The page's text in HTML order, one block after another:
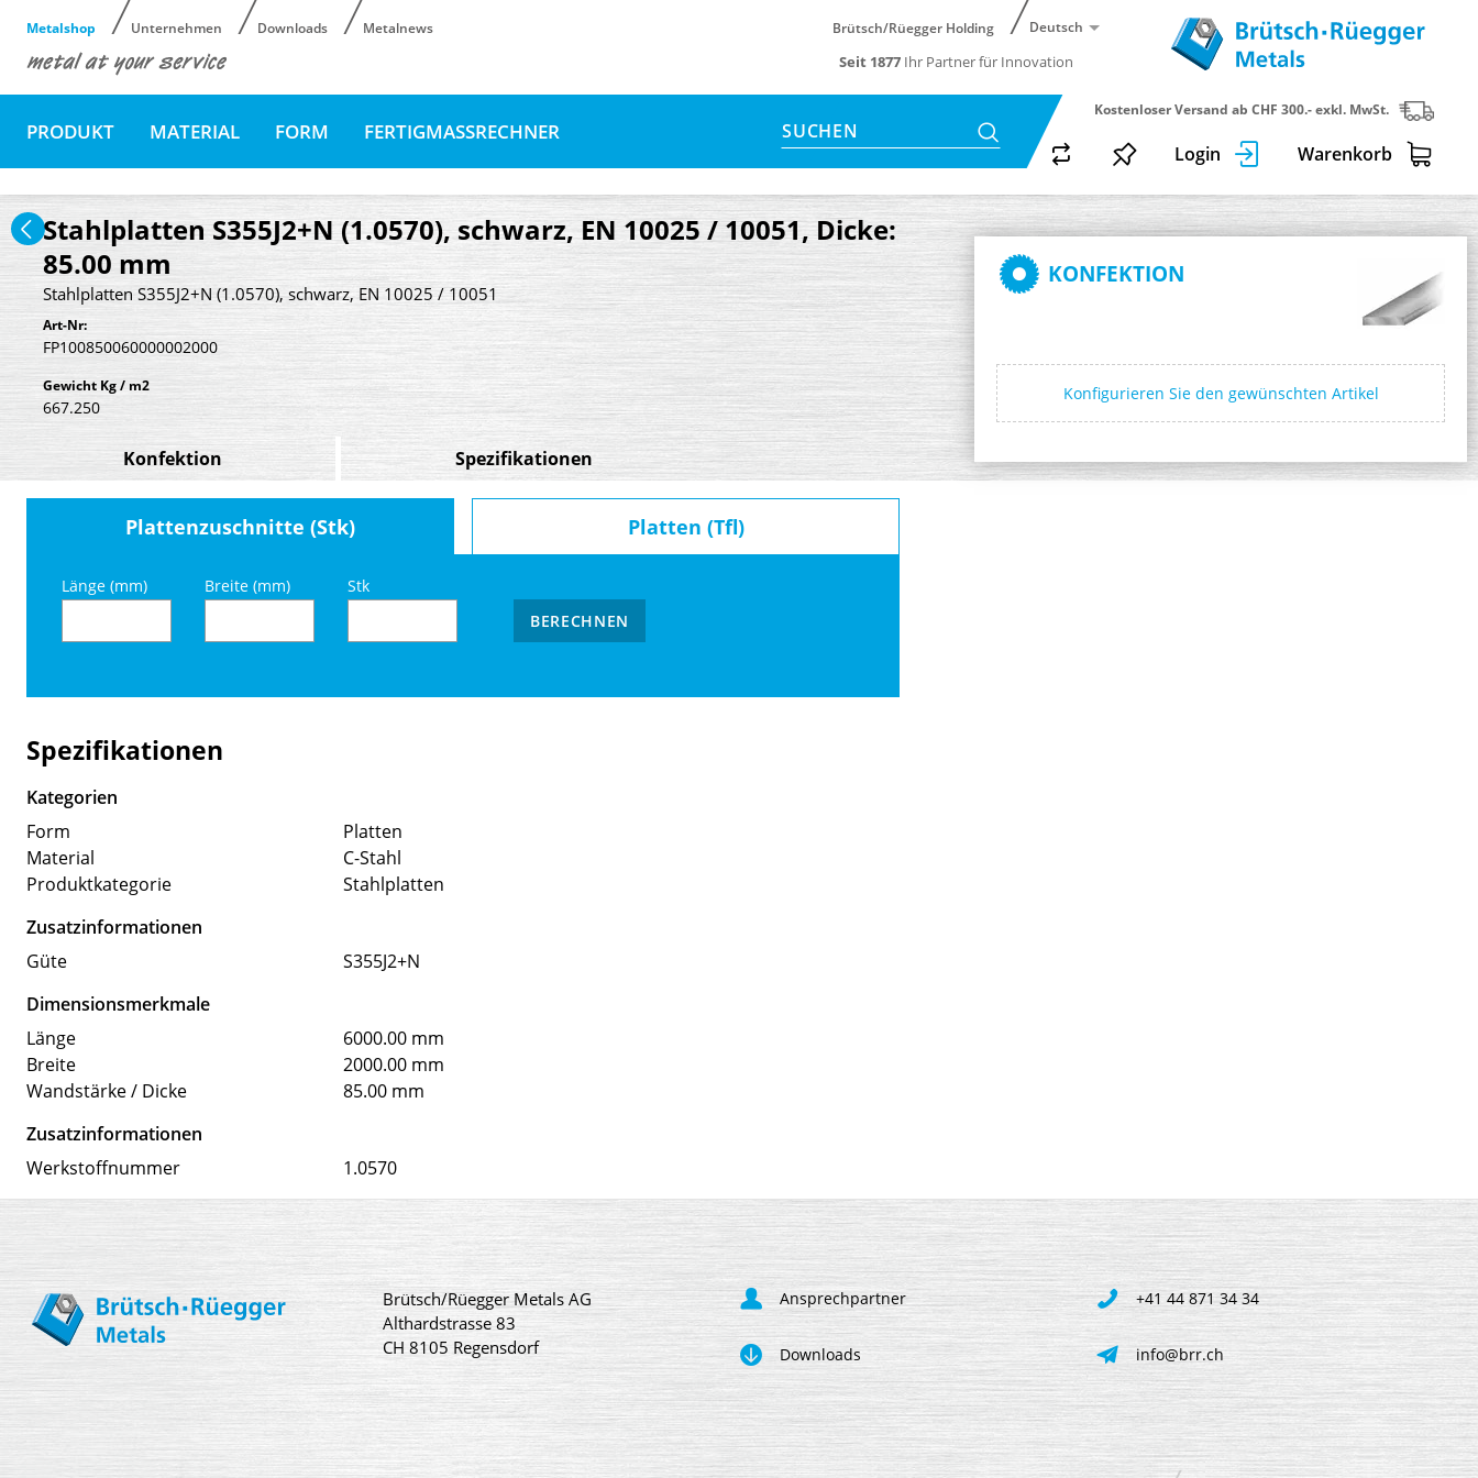
Metalshop Unternehmen Downloads Metalnews Brütsch/Rüegger Holding Deutsch
Seit 1877 Ihr Partner für Innovation
PRODUKT MATERIAL FORM FERTIGMASSRECHNER SUCHEN
Kostenloser Versand ab CHF 300.- exkl. MwSt.
Login Warenkorb
Stahlplatten S355J2+N (1.0570), schwarz, EN 10025 / 10051, Dicke:
85.00 mm
Stahlplatten S355J2+N (1.0570), schwarz, EN 10025 / 10051
Art-Nr:
FP100850060000002000
Gewicht Kg / m2
667.250
Konfektion Spezifikationen
Plattenzuschnitte (Stk) Platten (Tfl)
Länge (mm) Breite (mm)
Stk
BERECHNEN
KONFEKTION
Konfigurieren Sie den gewünschten Artikel
Spezifikationen
Kategorien
Form
Platten
Material
C-Stahl
Produktkategorie
Stahlplatten
Zusatzinformationen
Güte
S355J2+N
Dimensionsmerkmale
Länge
6000.00 mm
Breite
2000.00 mm
Wandstärke / Dicke
85.00 mm
Zusatzinformationen
Werkstoffnummer
1.0570
Brütsch/Rüegger Metals AG
Althardstrasse 83
CH 8105 Regensdorf
Ansprechpartner +41 44 871 34 34
Downloads info@brr.ch